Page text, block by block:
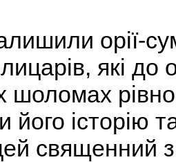
орії-
які до
шоломах
його історію
священний